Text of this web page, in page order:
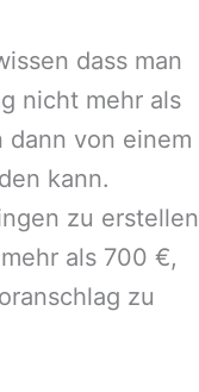
dass man
nicht mehr als
dann von einem
kann.
zu erstellen
als 700 €,
zu